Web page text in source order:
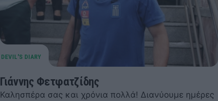
Γιάννης Φετφατζίδης
Καλησπέρα σας και χρόνια πολλά! Διανύουμε ημέρες